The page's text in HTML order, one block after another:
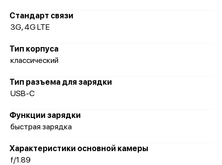
Стандарт связи
3G, 4G LTE
Тип корпуса
классический
Тип разъема для зарядки
USB-C
Функции зарядки
быстрая зарядка
Характеристики основной камеры
f/1.89